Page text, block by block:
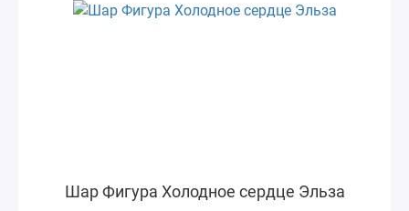
Шар Фигура Холодное сердце Эльза